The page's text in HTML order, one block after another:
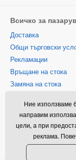
Всичко за
Доставка
Общи търговски
Рекламации
Връщане на стока
Замяна на стока
бисквитки
Информация за
Информация за
на лични данни
Ние използваме
направим
цели, а при
реклама.